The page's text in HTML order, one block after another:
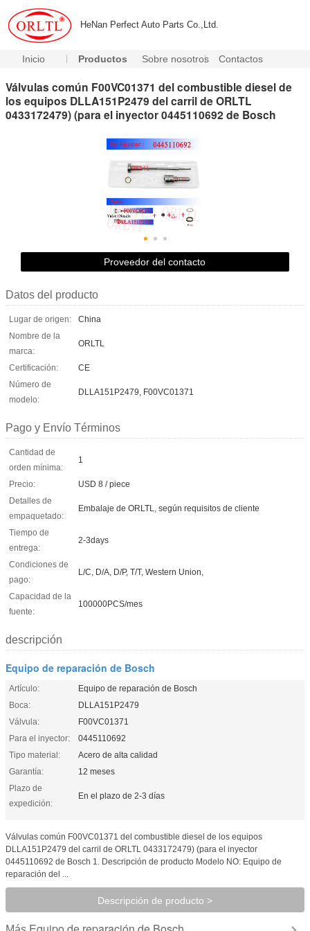
HeNan Perfect Auto Parts Co.,Ltd.
Inicio Productos Sobre nosotros Contactos
Válvulas común F00VC01371 del combustible diesel de
los equipos DLLA151P2479 del carril de ORLTL
0433172479) (para el inyector 0445110692 de Bosch
Proveedor del contacto
Datos del producto
Lugar de origen:
China
Nombre de la
marca:
ORLTL
Certificación:
CE
Número de
modelo:
DLLA151P2479, F00VC01371
Pago y Envío Términos
Cantidad de
orden mínima:
1
Precio:
USD 8 / piece
Detalles de
empaquetado:
Embalaje de ORLTL, según requisitos de cliente
Tiempo de
entrega:
2-3days
Condiciones de
pago:
L/C, D/A, D/P, T/T, Western Union,
Capacidad de la
fuente:
100000PCS/mes
descripción
Equipo de reparación de Bosch
Artículo:
Equipo de reparación de Bosch
Boca:
DLLA151P2479
Válvula:
F00VC01371
Para el inyector:
0445110692
Tipo material:
Acero de alta calidad
Garantía:
12 meses
Plazo de
expedición:
En el plazo de 2-3 días
Válvulas común F00VC01371 del combustible diesel de los equipos
DLLA151P2479 del carril de ORLTL 0433172479) (para el inyector
0445110692 de Bosch 1. Descripción de producto Modelo NO: Equipo de
reparación del ...
Descripción de producto >